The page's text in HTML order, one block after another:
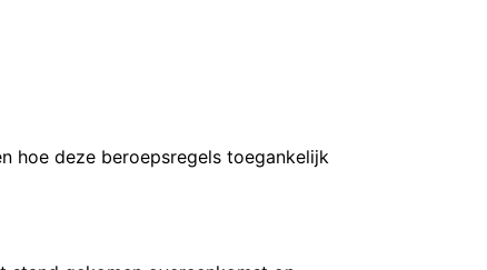
hoe deze beroepsregels toegankelijk